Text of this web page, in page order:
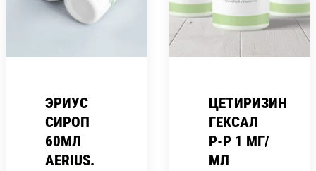
ЭРИУС
СИРОП
60МЛ
AERIUS.
ЦЕТИРИЗИН
ГЕКСАЛ
Р-Р 1 МГ/
МЛ